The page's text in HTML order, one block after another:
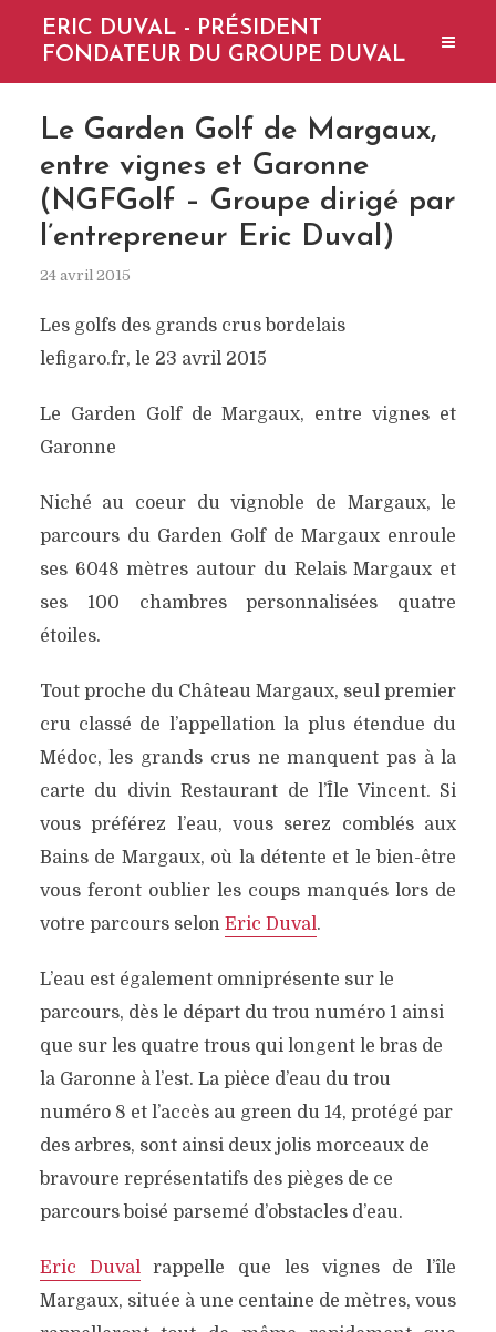
ERIC DUVAL - PRÉSIDENT
FONDATEUR DU GROUPE DUVAL
Le Garden Golf de Margaux,
entre vignes et Garonne
(NGFGolf – Groupe dirigé par
l’entrepreneur Eric Duval)
24 avril 2015
Les golfs des grands crus bordelais
lefigaro.fr, le 23 avril 2015
Le Garden Golf de Margaux, entre vignes et
Garonne
Niché au coeur du vignoble de Margaux, le
parcours du Garden Golf de Margaux enroule
ses 6048 mètres autour du Relais Margaux et
ses 100 chambres personnalisées quatre
étoiles.
Tout proche du Château Margaux, seul premier
cru classé de l’appellation la plus étendue du
Médoc, les grands crus ne manquent pas à la
carte du divin Restaurant de l’Île Vincent. Si
vous préférez l’eau, vous serez comblés aux
Bains de Margaux, où la détente et le bien-être
vous feront oublier les coups manqués lors de
votre parcours selon Eric Duval.
L’eau est également omniprésente sur le
parcours, dès le départ du trou numéro 1 ainsi
que sur les quatre trous qui longent le bras de
la Garonne à l’est. La pièce d’eau du trou
numéro 8 et l’accès au green du 14, protégé par
des arbres, sont ainsi deux jolis morceaux de
bravoure représentatifs des pièges de ce
parcours boisé parsemé d’obstacles d’eau.
Eric Duvalrappelle que les vignes de l’île
Margaux, située à une centaine de mètres, vous